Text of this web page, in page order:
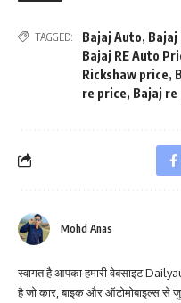
TAGGED: Bajaj Auto, Bajaj
Bajaj RE Auto
Rickshaw price,
re price, Bajaj re
Mohd Anas
स्वागत है आपका हमारी वेबसाइट
है जो कार, बाइक और ऑटोमोबाइल्स से